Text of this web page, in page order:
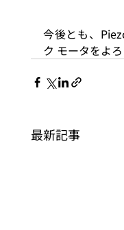
今後とも、
ク モータをよ
最新記事